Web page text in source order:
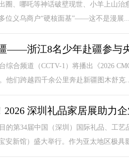
圈、哪吒等神话破壁现世、小羊上山
位义乌商户“硬核面基”——这不是漫展
——浙江8名少年赴疆参与
综合频道（CCTV-1）将播出《2026
他们跨越四千余公里奔赴新疆图木舒克
深圳礼品家居展助力
的第34届中国（深圳）国际礼品、工
安新馆）盛大举行。作为亚太地区极具